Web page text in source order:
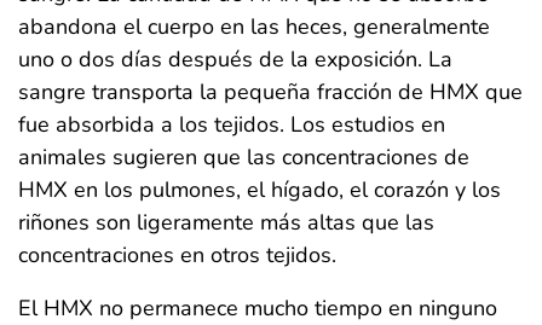
abandona el cuerpo en las heces, generalmente
uno o dos días después de la exposición. La
sangre transporta la pequeña fracción de HMX que
fue absorbida a los tejidos. Los estudios en
animales sugieren que las concentraciones de
HMX en los pulmones, el hígado, el corazón y los
riñones son ligeramente más altas que las
concentraciones en otros tejidos.
El HMX no permanece mucho tiempo en ninguno